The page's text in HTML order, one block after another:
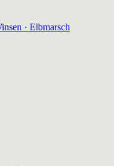
· Elbmarsch